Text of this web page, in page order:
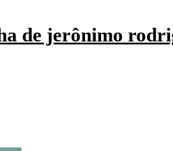
de jerônimo